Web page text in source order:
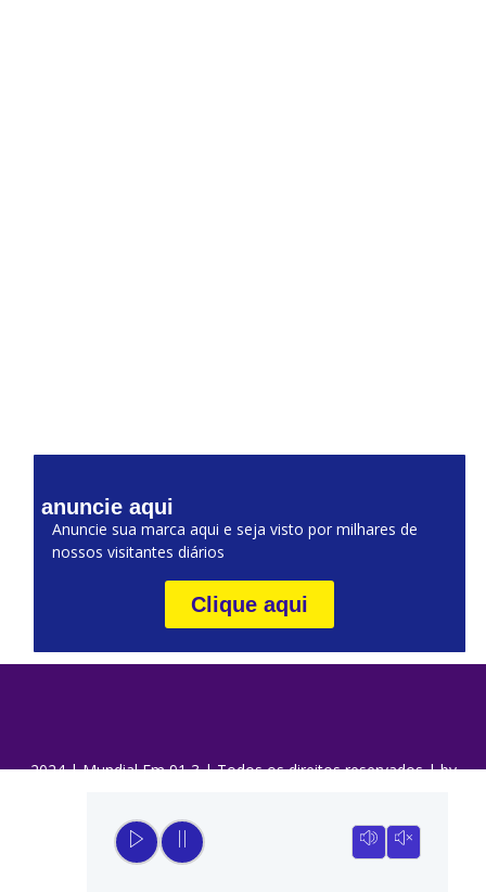
anuncie aqui
Anuncie sua marca aqui e seja visto por milhares de
nossos visitantes diários
Clique aqui
2024 | Mundial Fm 91,3 | Todos os direitos reservados | by